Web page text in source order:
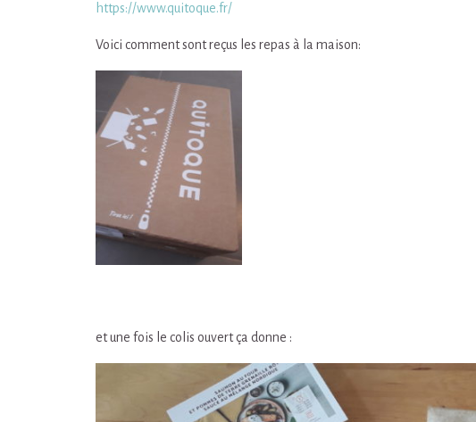
https://www.quitoque.fr/
Voici comment sont reçus les repas à la maison:
et une fois le colis ouvert ça donne :